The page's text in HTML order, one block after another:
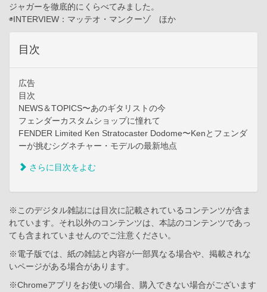
ジャガーを徹底的にくらべてみました。
◉INTERVIEW：マッテオ・マンクーゾ ほか
目次
広告
目次
NEWS＆TOPICS〜あのギタリストの今
フェンダーカスタムショップに憧れて
FENDER Limited Ken Stratocaster Dodome〜Kenとフェンダ
ーが挑むシグネチャー・モデルの最新地点
さらに目次をよむ
※このデジタル雑誌には目次に記載されているコンテンツが含ま
れています。それ以外のコンテンツは、本誌のコンテンツであっ
ても含まれていませんのでご注意ください。
※電子版では、紙の雑誌と内容が一部異なる場合や、掲載されな
いページがある場合があります。
※Chromeアプリをお使いの場合、購入できない場合がございます